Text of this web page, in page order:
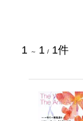
1 ～ 1 / 1件